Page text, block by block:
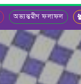
অভ্যন্তরীণ ফলাফল